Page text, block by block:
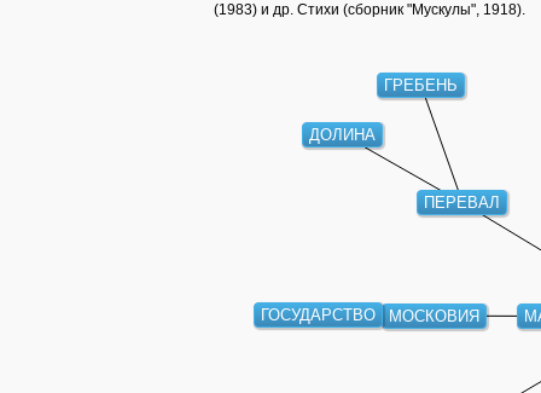
(1983) и др. Стихи (сборник "Мускулы", 1918).
МОСКОВИЯ
ПЕРЕВАЛ
ГОСУДАРСТВО
ГРЕБЕНЬ
ДОЛИНА